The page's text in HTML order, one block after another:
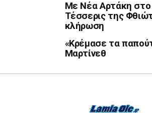
Με Νέα Αρτάκη
Τέσσερις της
κλήρωση
«Κρέμασε τα
Μαρτίνεθ